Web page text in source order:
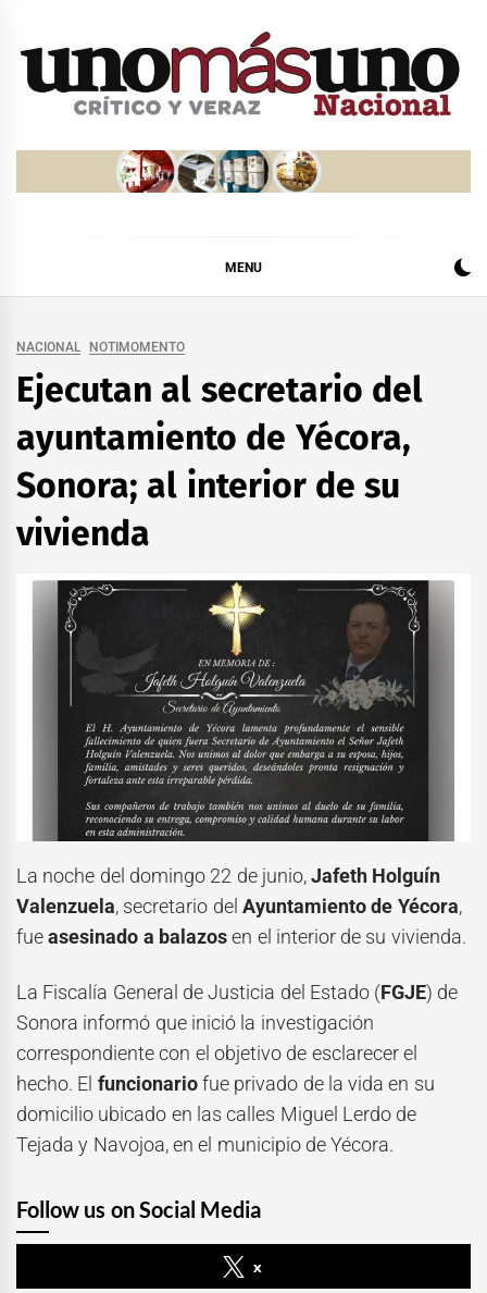
MENU
NACIONAL NOTIMOMENTO
Ejecutan al secretario del
ayuntamiento de Yécora,
Sonora; al interior de su
vivienda
La noche del domingo 22 de junio,Jafeth Holguín
Valenzuela, secretario del Ayuntamiento de Yécora,
fueasesinado a balazosen el interior de su vivienda.
La Fiscalía General de Justicia del Estado (FGJE) de
Sonora informó que inició la investigación
correspondiente con el objetivo de esclarecer el
hecho. El funcionariofue privado de la vida en su
domicilio ubicado en las calles Miguel Lerdo de
Tejada y Navojoa, en el municipio de Yécora.
Follow us on Social Media
x